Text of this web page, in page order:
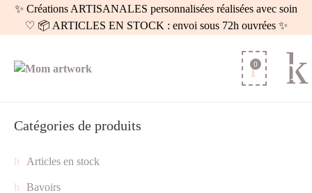
✨ Créations ARTISANALES personnalisées réalisées avec soin
♡ 📦 ARTICLES EN STOCK : envoi sous 72h ouvrées ✨
0
Catégories de produits
Articles en stock
Bavoirs